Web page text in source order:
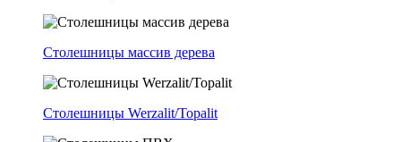
Столешницы массив дерева
Столешницы Werzalit/Topalit